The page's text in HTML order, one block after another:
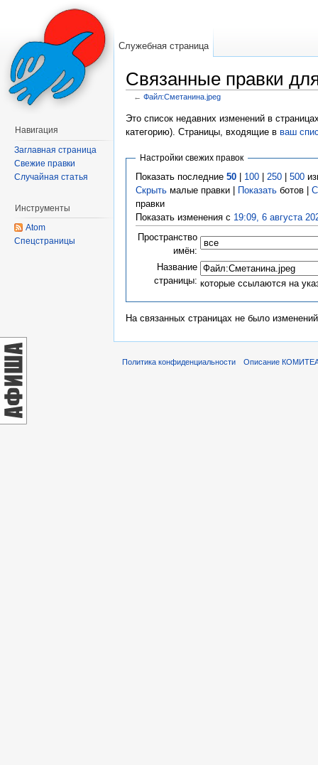
Связанные правки
← Файл:Сметанина.jpeg
Это список недавних изменений в
категорию). Страницы, входящие в ваш
Настройки свежих правок
Показать последние 50| 100| 250| 500
Скрытьмалые правки | Показатьботов |
правки
Показать изменения с 19:09, 6 августа
Пространство
имён:
Название
страницы: которые ссылаются на
На связанных страницах не было
Служебная страница
Навигация
Заглавная страница
Свежие правки
Случайная статья
Инструменты
Atom
Спецстраницы
Политика конфиденциальности Описание